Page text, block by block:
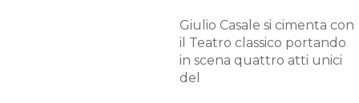
Giulio Casale si cimenta con
il Teatro classico portando
in scena quattro atti unici
del